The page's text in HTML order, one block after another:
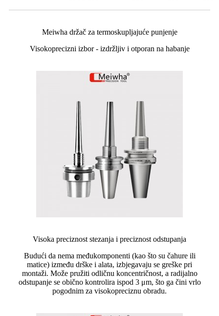
Meiwha držač za termoskupljajuće punjenje
Visokoprecizni izbor - izdržljiv i otporan na habanje
Visoka preciznost stezanja i preciznost odstupanja
Budući da nema međukomponenti (kao što su čahure ili
matice) između drške i alata, izbjegavaju se greške pri
montaži. Može pružiti odličnu koncentričnost, a radijalno
odstupanje se obično kontrolira ispod 3 μm, što ga čini vrlo
pogodnim za visokopreciznu obradu.